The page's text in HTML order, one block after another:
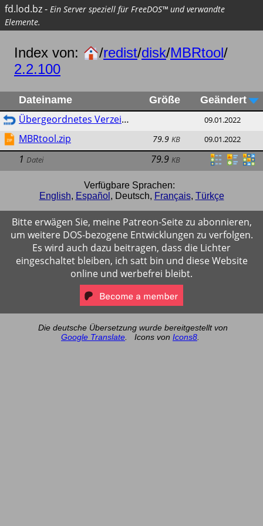
fd.lod.bz- Ein Server speziell für FreeDOS™ und verwandte
Elemente.
Index von: /redist/disk/MBRtool/
2.2.100
Dateiname Größe Geändert
Übergeordnetes Verzeichnis 09.01.2022
MBRtool.zip 79.9 KB 09.01.2022
1 Datei 79.9 KB
Verfügbare Sprachen:
English, Español , Deutsch, Français, Türkçe
Bitte erwägen Sie, meine Patreon-Seite zu abonnieren,
um weitere DOS-bezogene Entwicklungen zu verfolgen.
Es wird auch dazu beitragen, dass die Lichter
eingeschaltet bleiben, ich satt bin und diese Website
online und werbefrei bleibt.
Die deutsche Übersetzung wurde bereitgestellt von
Google Translate
Icons von Icons8